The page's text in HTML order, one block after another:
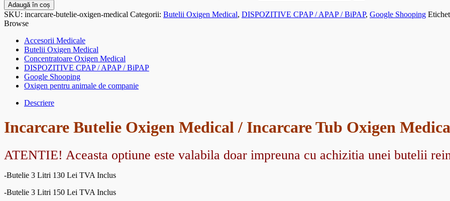
Adaugă în coș
SKU: incarcare-butelie-oxigen-medical Categorii: Butelii Oxigen Medical, DISPOZITIVE CPAP / APAP / BiPAP, Google Shooping
Browse
Accesorii Medicale
Butelii Oxigen Medical
Concentratoare Oxigen Medical
DISPOZITIVE CPAP / APAP / BiPAP
Google Shooping
Oxigen pentru animale de companie
Descriere
Incarcare Butelie Oxigen Medical / Incarcare Tub Oxigen
ATENTIE! Aceasta optiune este valabila doar impreuna cu achizitia unei butelii
-Butelie 3 Litri 130 Lei TVA Inclus
-Butelie 3 Litri 150 Lei TVA Inclus